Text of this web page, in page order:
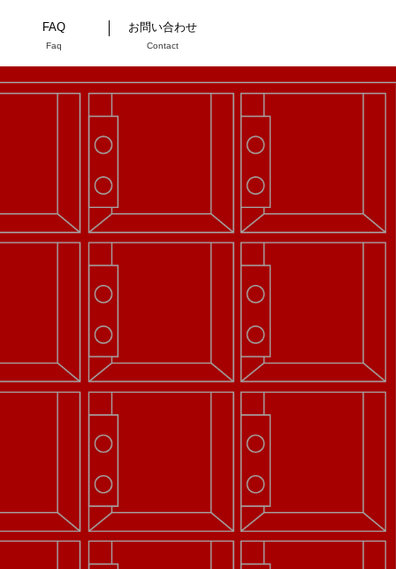
ミューズ機
ミューズ機 CONTENTS
FAQ
Faq
お問い合わせ
Contact